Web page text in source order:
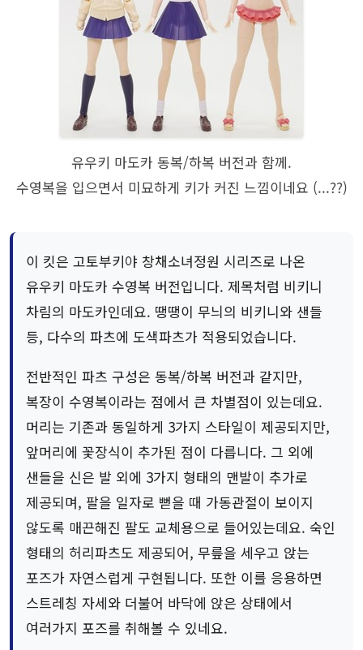
유우키 마도카 동복/하복 버전과 함께.
수영복을 입으면서 미묘하게 키가 커진 느낌이네요 (...??)
이 킷은 고토부키야 창채소녀정원 시리즈로 나온
유우키 마도카 수영복 버전입니다. 제목처럼 비키니
차림의 마도카인데요. 땡땡이 무늬의 비키니와 샌들
등, 다수의 파츠에 도색파츠가 적용되었습니다.
전반적인 파츠 구성은 동복/하복 버전과 같지만,
복장이 수영복이라는 점에서 큰 차별점이 있는데요.
머리는 기존과 동일하게 3가지 스타일이 제공되지만,
앞머리에 꽃장식이 추가된 점이 다릅니다. 그 외에
샌들을 신은 발 외에 3가지 형태의 맨발이 추가로
제공되며, 팔을 일자로 뻗을 때 가동관절이 보이지
않도록 매끈해진 팔도 교체용으로 들어있는데요. 숙인
형태의 허리파츠도 제공되어, 무릎을 세우고 앉는
포즈가 자연스럽게 구현됩니다. 또한 이를 응용하면
스트레칭 자세와 더불어 바닥에 앉은 상태에서
여러가지 포즈를 취해볼 수 있네요.